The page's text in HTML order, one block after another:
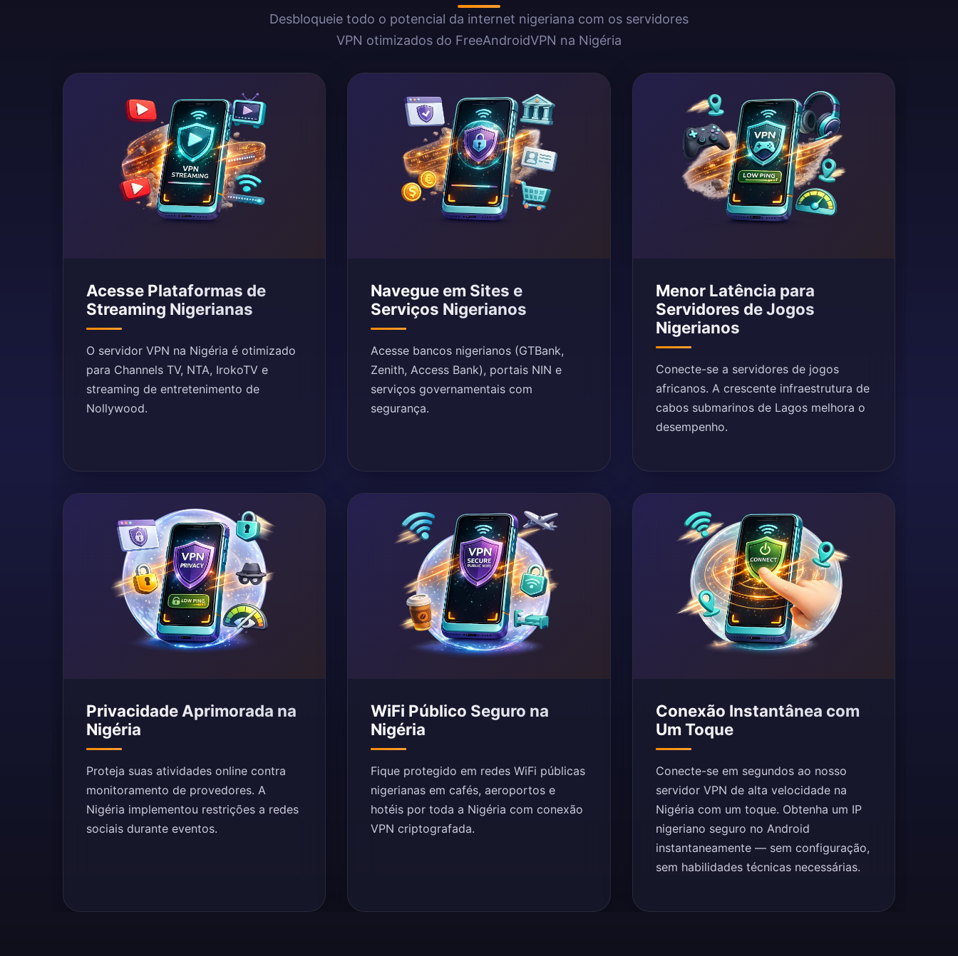
Desbloqueie todo o potencial da internet nigeriana com os servidores
VPN otimizados do FreeAndroidVPN na Nigéria
Acesse Plataformas de
Streaming Nigerianas
O servidor VPN na Nigéria é otimizado
para Channels TV, NTA, IrokoTV e
streaming de entretenimento de
Nollywood.
Navegue em Sites e
Serviços Nigerianos
Acesse bancos nigerianos (GTBank,
Zenith, Access Bank), portais NIN e
serviços governamentais com
segurança.
Menor Latência para
Servidores de Jogos
Nigerianos
Conecte-se a servidores de jogos
africanos. A crescente infraestrutura de
cabos submarinos de Lagos melhora o
desempenho.
Privacidade Aprimorada na
Nigéria
Proteja suas atividades online contra
monitoramento de provedores. A
Nigéria implementou restrições a redes
sociais durante eventos.
WiFi Público Seguro na
Nigéria
Fique protegido em redes WiFi públicas
nigerianas em cafés, aeroportos e
hotéis por toda a Nigéria com conexão
VPN criptografada.
Conexão Instantânea com
Um Toque
Conecte-se em segundos ao nosso
servidor VPN de alta velocidade na
Nigéria com um toque. Obtenha um IP
nigeriano seguro no Android
instantaneamente — sem configuração,
sem habilidades técnicas necessárias.